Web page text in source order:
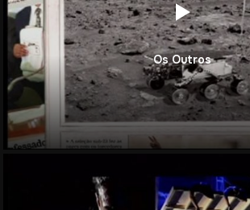
Os Outros